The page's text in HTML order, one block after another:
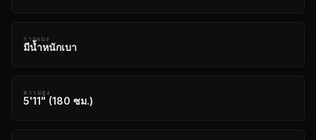
การแบ่ง
มีน้ำหนักเบา
ความสูง
5'11" (180 ซม.)